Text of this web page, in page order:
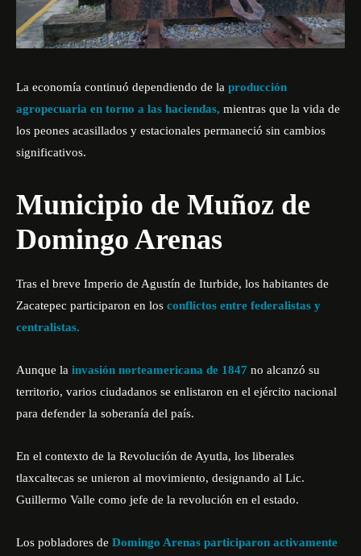
La economía continuó dependiendo de la producción
agropecuaria en torno a las haciendas, mientras que la vida de
los peones acasillados y estacionales permaneció sin cambios
significativos.
Municipio de Muñoz de
Domingo Arenas
Tras el breve Imperio de Agustín de Iturbide, los habitantes de
Zacatepec participaron en los conflictos entre federalistas y
centralistas.
Aunque la invasión norteamericana de 1847 no alcanzó su
territorio, varios ciudadanos se enlistaron en el ejército nacional
para defender la soberanía del país.
En el contexto de la Revolución de Ayutla, los liberales
tlaxcaltecas se unieron al movimiento, designando al Lic.
Guillermo Valle como jefe de la revolución en el estado.
Los pobladores de Domingo Arenas participaron activamente